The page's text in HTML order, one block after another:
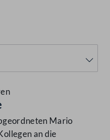
Mario
an die